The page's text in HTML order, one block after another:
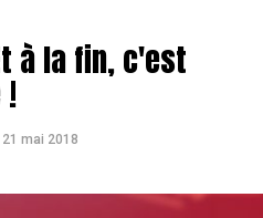
à la fin, c'est
!
21 mai 2018